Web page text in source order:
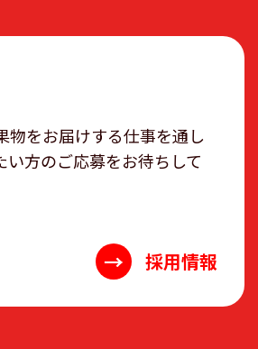
物をお届けする仕事を通し
方のご応募をお待ちして
→ 採用情報